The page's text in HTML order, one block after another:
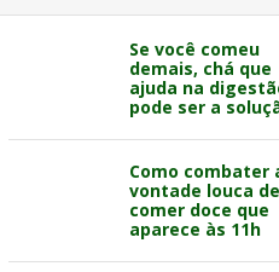
Se você comeu
demais, chá que
ajuda na
pode ser a
Como combater
vontade louca de
comer doce que
aparece às 11h